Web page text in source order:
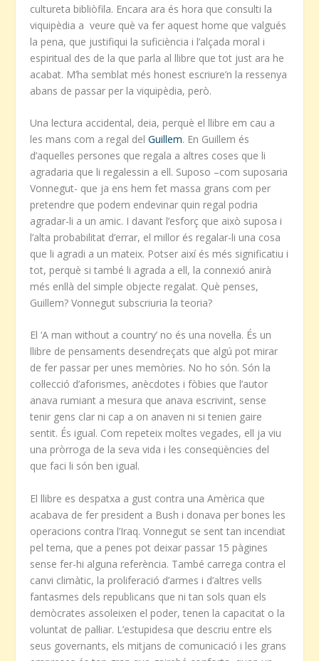
cultureta bibliòfila. Encara ara és hora que consulti la
viquipèdia a veure què va fer aquest home que valgués
la pena, que justifiqui la suficiència i l’alçada moral i
espiritual des de la que parla al llibre que tot just ara he
acabat. M’ha semblat més honest escriure’n la ressenya
abans de passar per la viquipèdia, però.
Una lectura accidental, deia, perquè el llibre em cau a
les mans com a regal delGuillem. En Guillem és
d’aquelles persones que regala a altres coses que li
agradaria que li regalessin a ell. Suposo –com suposaria
Vonnegut- que ja ens hem fet massa grans com per
pretendre que podem endevinar quin regal podria
agradar-li a un amic. I davant l’esforç que això suposa i
l’alta probabilitat d’errar, el millor és regalar-li una cosa
que li agradi a un mateix. Potser així és més significatiu i
tot, perquè si també li agrada a ell, la connexió anirà
més enllà del simple objecte regalat. Què penses,
Guillem? Vonnegut subscriuria la teoria?
El ‘A man without a country’ no és una novel·la. És un
llibre de pensaments desendreçats que algú pot mirar
de fer passar per unes memòries. No ho són. Són la
col·lecció d’aforismes, anècdotes i fòbies que l’autor
anava rumiant a mesura que anava escrivint, sense
tenir gens clar ni cap a on anaven ni si tenien gaire
sentit. És igual. Com repeteix moltes vegades, ell ja viu
una pròrroga de la seva vida i les conseqüències del
que faci li són ben igual.
El llibre es despatxa a gust contra una Amèrica que
acabava de fer president a Bush i donava per bones les
operacions contra l’Iraq. Vonnegut se sent tan incendiat
pel tema, que a penes pot deixar passar 15 pàgines
sense fer-hi alguna referència. També carrega contra el
canvi climàtic, la proliferació d’armes i d’altres vells
fantasmes dels republicans que ni tan sols quan els
demòcrates assoleixen el poder, tenen la capacitat o la
voluntat de pal·liar. L’estupidesa que descriu entre els
seus governants, els mitjans de comunicació i les grans